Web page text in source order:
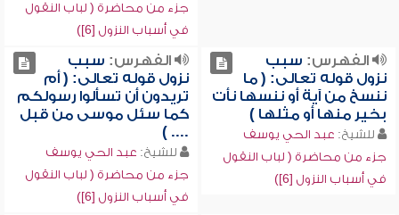
جزء من محاضرة ( لباب النقول
في أسباب النزول [6])
الفهرس: سبب
نزول قوله تعالى: ( ما
ننسخ من آية أو ننسها نأت
بخير منها أو مثلها )
للشيخ: عبد الحي يوسف
جزء من محاضرة ( لباب النقول
في أسباب النزول [6])
الفهرس: سبب
نزول قوله تعالى: ( أم
تريدون أن تسألوا رسولكم
كما سئل موسى من قبل
.... )
للشيخ: عبد الحي يوسف
جزء من محاضرة ( لباب النقول
في أسباب النزول [6])